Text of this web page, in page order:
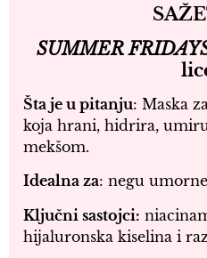
SUMMER
Šta je u pitanju: Maska
koja hrani, hidrira,
mekšom.
Idealna za: negu
Ključni sastojci:
hijaluronska kiselina i